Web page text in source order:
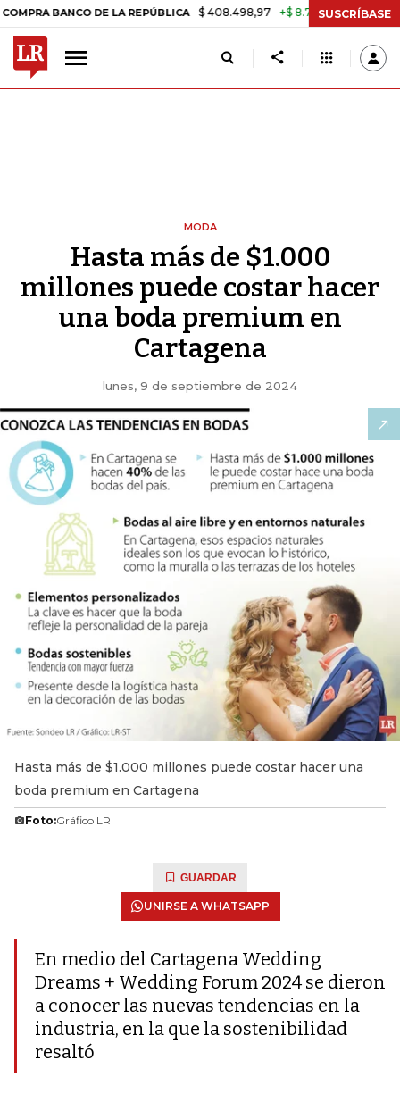
BANCO DE LA REPÚBLICA $ 408.498,97 +$ 8.753,81 +2,19% TASA
SUSCRÍBASE
MODA
Hasta más de $1.000
millones puede costar hacer
una boda premium en
Cartagena
lunes, 9 de septiembre de 2024
Hasta más de $1.000 millones puede costar hacer una
boda premium en Cartagena
Foto:Gráfico LR
GUARDAR
UNIRSE A WHATSAPP
En medio del Cartagena Wedding
Dreams + Wedding Forum 2024 se dieron
a conocer las nuevas tendencias en la
industria, en la que la sostenibilidad
resaltó